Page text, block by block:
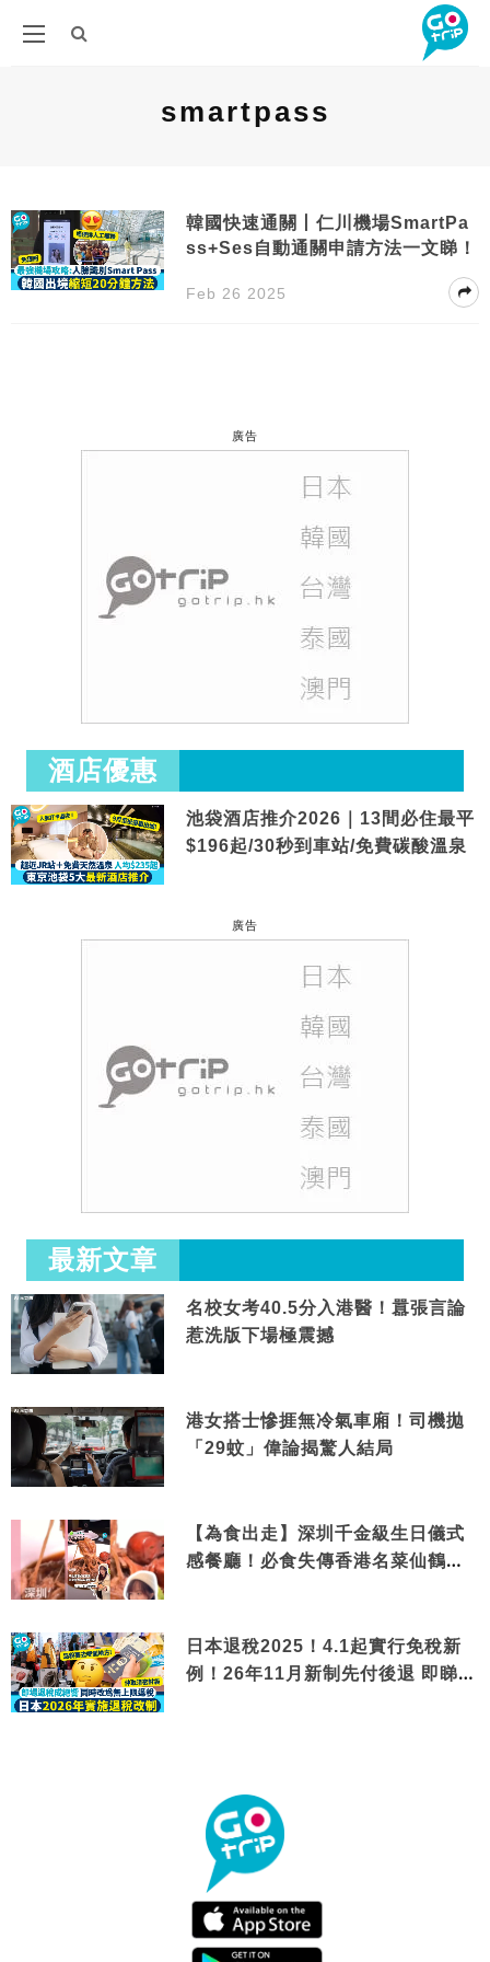
smartpass
韓國快速通關丨仁川機場SmartPa
ss+Ses自動通關申請方法一文睇！
Feb 26 2025
廣告
酒店優惠
池袋酒店推介2026｜13間必住最平
$196起/30秒到車站/免費碳酸溫泉
廣告
最新文章
名校女考40.5分入港醫！囂張言論
惹洗版下場極震撼
港女搭士慘捱無冷氣車廂！司機拋
「29蚊」偉論揭驚人結局
【為食出走】深圳千金級生日儀式
感餐廳！必食失傳香港名菜仙鶴神
日本退稅2025！4.1起實行免稅新
例！26年11月新制先付後退 即睇步